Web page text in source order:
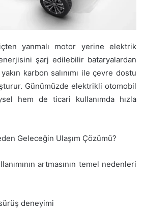
yanmalı motor yerine elektrik
şarj edilebilir bataryalardan
yakın karbon salınımı ile çevre dostu
Günümüzde elektrikli otomobil
hem de ticari kullanımda hızla
Geleceğin Ulaşım Çözümü?
artmasının temel nedenleri
deneyimi